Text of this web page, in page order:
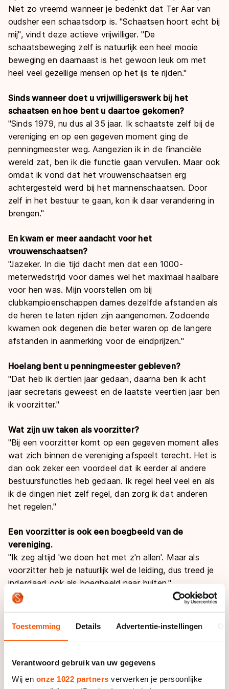
Toestemming Details Advertentie-instellingen
Verantwoord gebruik van uw gegevens
Wij en onze 1022 partners verwerken je persoonlijke
Niet zo vreemd wanneer je bedenkt dat Ter Aar van
oudsher een schaatsdorp is. "Schaatsen hoort echt bij
mij", vindt deze actieve vrijwilliger. "De
schaatsbeweging zelf is natuurlijk een heel mooie
beweging en daarnaast is het gewoon leuk om met
heel veel gezellige mensen op het ijs te rijden."
Sinds wanneer doet u vrijwilligerswerk bij het
schaatsen en hoe bent u daartoe gekomen?
"Sinds 1979, nu dus al 35 jaar. Ik schaatste zelf bij de
vereniging en op een gegeven moment ging de
penningmeester weg. Aangezien ik in de financiële
wereld zat, ben ik die functie gaan vervullen. Maar ook
omdat ik vond dat het vrouwenschaatsen erg
achtergesteld werd bij het mannenschaatsen. Door
zelf in het bestuur te gaan, kon ik daar verandering in
brengen."
En kwam er meer aandacht voor het
vrouwenschaatsen?
"Jazeker. In die tijd dacht men dat een 1000-
meterwedstrijd voor dames wel het maximaal haalbare
voor hen was. Mijn voorstellen om bij
clubkampioenschappen dames dezelfde afstanden als
de heren te laten rijden zijn aangenomen. Zodoende
kwamen ook degenen die beter waren op de langere
afstanden in aanmerking voor de eindprijzen."
Hoelang bent u penningmeester gebleven?
"Dat heb ik dertien jaar gedaan, daarna ben ik acht
jaar secretaris geweest en de laatste veertien jaar ben
ik voorzitter."
Wat zijn uw taken als voorzitter?
"Bij een voorzitter komt op een gegeven moment alles
wat zich binnen de vereniging afspeelt terecht. Het is
dan ook zeker een voordeel dat ik eerder al andere
bestuursfuncties heb gedaan. Ik regel heel veel en als
ik de dingen niet zelf regel, dan zorg ik dat anderen
het regelen."
Een voorzitter is ook een boegbeeld van de
vereniging.
"Ik zeg altijd 'we doen het met z'n allen'. Maar als
voorzitter heb je natuurlijk wel de leiding, dus treed je
inderdaad ook als boegbeeld naar buiten."
Naast voorzitter bent u ook scheidsrechter. Waarom
"Toen ik een jaar niet mocht schaatsen ben ik in
de jury en toen werd ik gevraagd. Ik ben dat gaan
en scheidsrechter. Dat kon destijds nog in één functie.